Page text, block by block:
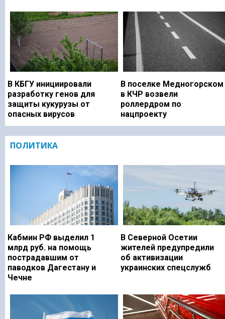
В КБГУ инициировали
разработку генов для
защиты кукурузы от
опасных вирусов
В поселке Медногорском
в КЧР возвели
роллердром по
нацпроекту
ПОЛИТИКА
Кабмин РФ выделил 1
млрд руб. на помощь
пострадавшим от
паводков Дагестану и
Чечне
В Северной Осетии
жителей предупредили
об активизации
украинских спецслужб